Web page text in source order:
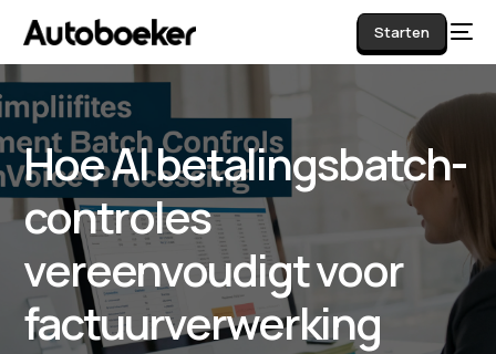
Starten
Hoe AI betalingsbatch-
controles
vereenvoudigt voor
factuurverwerking
AI